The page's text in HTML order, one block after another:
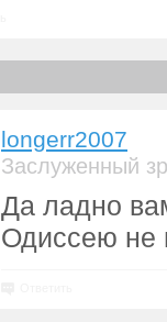
longerr2007
Заслуженный
Да ладно
Одиссею не